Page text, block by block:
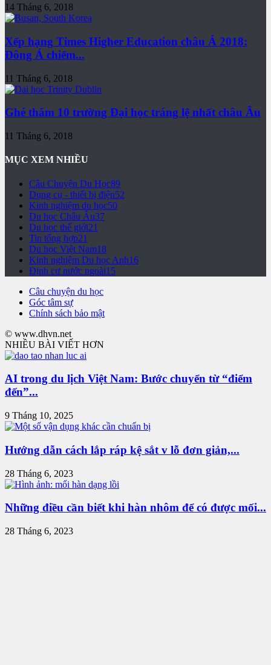
14 Tháng 6, 2018
Xếp hạng Times Higher Education châu Á 2018:
Đông Á chiếm...
11 Tháng 6, 2018
Ghé thăm 10 trường Đại học tráng lệ nhất châu Âu
11 Tháng 6, 2018
MỤC XEM NHIỀU
Câu Chuyện Du Học89
Dụng cụ - thiết bị điện52
Kinh nghiệm du học50
Du học Châu Âu37
Du học thế giới21
Tin tổng hợp21
Du học Việt Nam18
Kinh nghiệm Du học Anh16
Định cư nước ngoài15
Câu chuyện du học
Góc tâm sự
Chính sách bảo mật
© www.dhvn.net
NHIỀU BÀI VIẾT HƠN
AI trong du lịch Việt Nam: Bước chuyển từ “điểm
đến”...
9 Tháng 10, 2025
Hướng dẫn cách lắp ráp kệ sắt v lỗ đơn giản,...
28 Tháng 6, 2023
Những điều cần biết khi hàn nhôm để có được mối...
28 Tháng 6, 2023